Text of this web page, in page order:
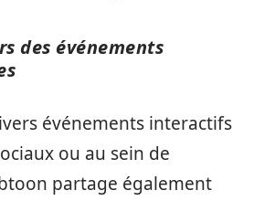
des événements
événements interactifs
ou au sein de
partage également